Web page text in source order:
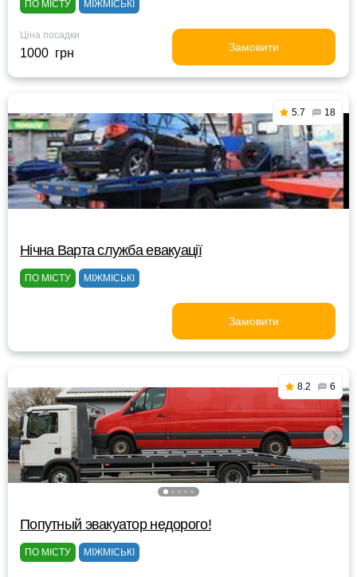
ПО МІСТУ МІЖМІСЬКІ
Ціна посадки
1000 грн Замовити
5.7 18
Нічна Варта служба евакуації
ПО МІСТУ МІЖМІСЬКІ
Замовити
8.2 6
Попутный эвакуатор недорого!
ПО МІСТУ МІЖМІСЬКІ